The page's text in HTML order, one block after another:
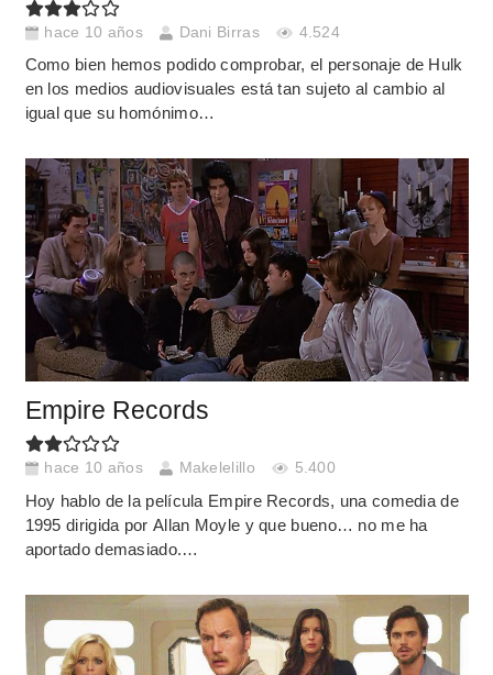
hace 10 años Dani Birras 4.524
Como bien hemos podido comprobar, el personaje de Hulk
en los medios audiovisuales está tan sujeto al cambio al
igual que su homónimo…
Empire Records
hace 10 años Makelelillo 5.400
Hoy hablo de la película Empire Records, una comedia de
1995 dirigida por Allan Moyle y que bueno… no me ha
aportado demasiado.…